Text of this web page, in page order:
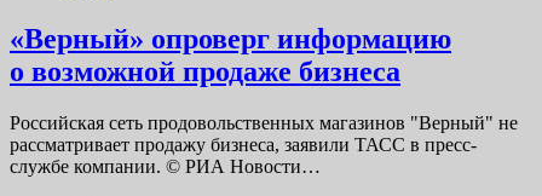
«Верный» опроверг информацию
о возможной продаже бизнеса
Российская сеть продовольственных магазинов "Верный" не
рассматривает продажу бизнеса, заявили ТАСС в пресс-
службе компании. © РИА Новости…